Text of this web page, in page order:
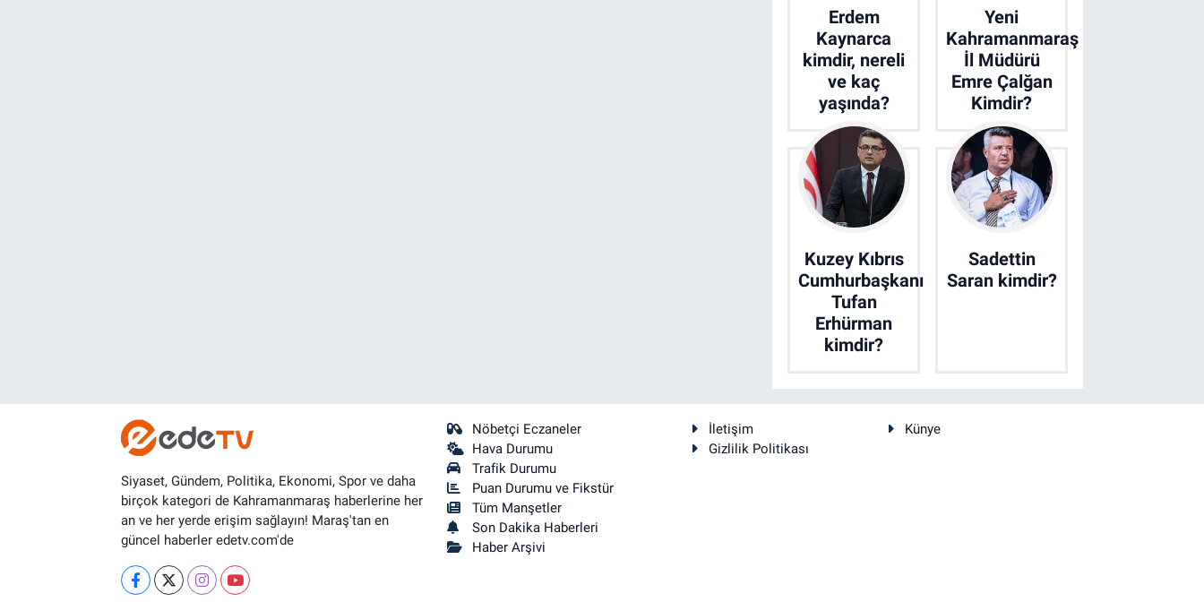
Erdem
Kaynarca
kimdir, nereli
ve kaç
yaşında?
Yeni
Kahramanmaraş
İl Müdürü
Emre Çalğan
Kimdir?
Kuzey Kıbrıs
Cumhurbaşkanı
Tufan
Erhürman
kimdir?
Sadettin
Saran kimdir?
Siyaset, Gündem, Politika, Ekonomi, Spor ve daha
birçok kategori de Kahramanmaraş haberlerine her
an ve her yerde erişim sağlayın! Maraş'tan en
güncel haberler edetv.com'de
Nöbetçi Eczaneler
Hava Durumu
Trafik Durumu
Puan Durumu ve Fikstür
Tüm Manşetler
Son Dakika Haberleri
Haber Arşivi
İletişim
Künye
Gizlilik Politikası